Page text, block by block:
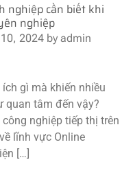
nghiệp cần biết khi
nghiệp
2024 by admin
gì mà khiến nhiều
quan tâm đến vậy?
nghiệp tiếp thị trên
lĩnh vực Online
[…]